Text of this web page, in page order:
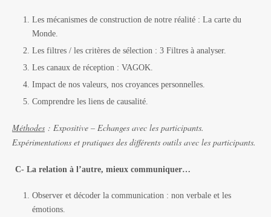
Les mécanismes de construction de notre réalité : La carte du
Monde.
Les filtres / les critères de sélection : 3 Filtres à analyser.
Les canaux de réception : VAGOK.
Impact de nos valeurs, nos croyances personnelles.
Comprendre les liens de causalité.
Méthodes : Expositive – Echanges avec les participants.
Expérimentations et pratiques des différents outils avec les participants.
C- La relation à l’autre, mieux communiquer…
Observer et décoder la communication : non verbale et les
émotions.